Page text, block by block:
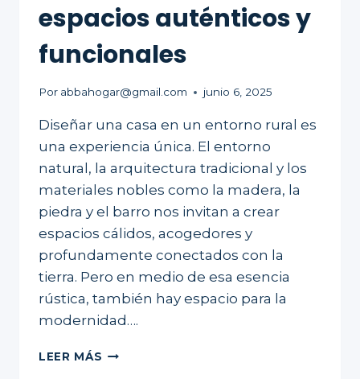
espacios auténticos y
funcionales
Por abbahogar@gmail.com junio 6, 2025
Diseñar una casa en un entorno rural es
una experiencia única. El entorno
natural, la arquitectura tradicional y los
materiales nobles como la madera, la
piedra y el barro nos invitan a crear
espacios cálidos, acogedores y
profundamente conectados con la
tierra. Pero en medio de esa esencia
rústica, también hay espacio para la
modernidad….
LEER MÁS DISEÑO